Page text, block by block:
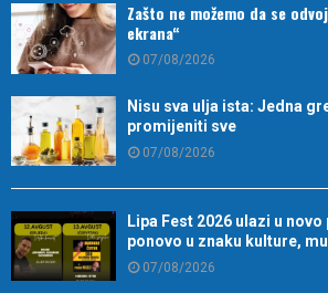
Zašto ne možemo da se
ekrana“
07/08/2026
Nisu sva ulja ista: Jedna
promijeniti sve
07/08/2026
Lipa Fest 2026 ulazi u
ponovo u znaku kulture,
07/08/2026